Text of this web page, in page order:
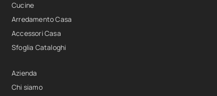
Cucine
Arredamento Casa
Accessori Casa
Sfoglia Cataloghi
Azienda
Chi siamo